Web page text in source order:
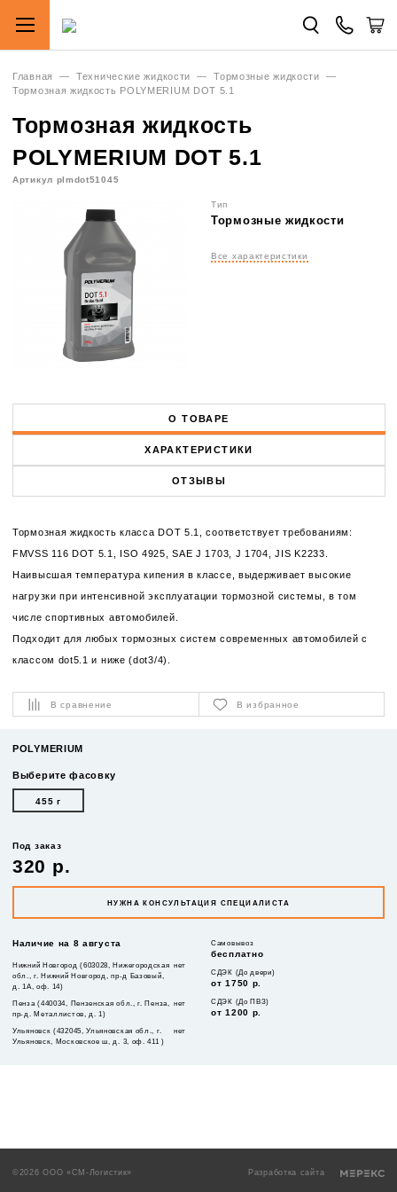
Главная — Технические жидкости — Тормозные жидкости
—
Тормозная жидкость POLYMERIUM DOT 5.1
Тормозная жидкость
POLYMERIUM DOT 5.1
Артикул plmdot51045
Тип
Тормозные жидкости
Все характеристики
О ТОВАРЕ
ХАРАКТЕРИСТИКИ
ОТЗЫВЫ
Тормозная жидкость класса DOT 5.1, соответствует требованиям:
FMVSS 116 DOT 5.1, ISO 4925, SAE J 1703, J 1704, JIS K2233.
Наивысшая температура кипения в классе, выдерживает высокие
нагрузки при интенсивной эксплуатации тормозной системы, в том
числе спортивных автомобилей.
Подходит для любых тормозных систем современных автомобилей с
классом dot5.1 и ниже (dot3/4).
В сравнение В избранное
POLYMERIUM
Выберите фасовку
455 г
Под заказ
320 р.
НУЖНА КОНСУЛЬТАЦИЯ СПЕЦИАЛИСТА
Наличие на 8 августа
Нижний Новгород (603028, Нижегородская
обл., г. Нижний Новгород, пр-д Базовый,
д. 1А, оф. 14)
нет
Пенза (440034, Пензенская обл., г. Пенза,
пр-д. Металлистов, д. 1)
нет
Ульяновск (432045, Ульяновская обл., г.
Ульяновск, Московское ш, д. 3, оф. 411 )
нет
Самовывоз
бесплатно
СДЭК (До двери)
от 1750 р.
СДЭК (До ПВЗ)
от 1200 р.
©2026 ООО «СМ-Логистик» Разработка сайта